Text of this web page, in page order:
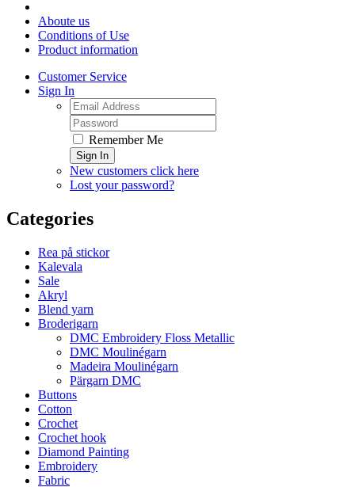
Aboute us
Conditions of Use
Product information
Customer Service
Sign In
Remember Me
Sign In
New customers click here
Lost your password?
Categories
Rea på stickor
Kalevala
Sale
Akryl
Blend yarn
Broderigarn
DMC Embroidery Floss Metallic
DMC Moulinégarn
Madeira Moulinégarn
Pärgarn DMC
Buttons
Cotton
Crochet
Crochet hook
Diamond Painting
Embroidery
Fabric